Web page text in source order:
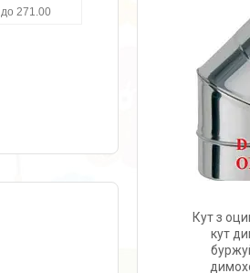
Кут з
кут